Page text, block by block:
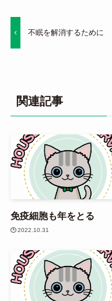
不眠を解消するために
関連記事
免疫細胞も年をとる
2022.10.31